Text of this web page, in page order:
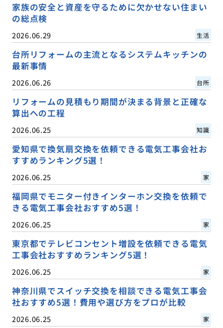
家族の安全と資産を守るために欠かせない住まい
の総点検
2026.06.29 生活
台所リフォームの主流となるシステムキッチンの
最新事情
2026.06.26 台所
リフォームの見積もり期間が決まる背景と正確な
算出への工程
2026.06.25 知識
愛知県で換気扇交換を依頼できる電気工事会社お
すすめランキング5選！
2026.06.25 家
福岡県でモニター付きインターホン交換を依頼で
きる電気工事会社おすすめ5選！
2026.06.25 家
東京都でテレビコンセント増設を依頼できる電気
工事会社おすすめランキング5選！
2026.06.25 家
神奈川県でスイッチ交換を相談できる電気工事会
社おすすめ5選！費用や選び方をプロが比較
2026.06.25 家